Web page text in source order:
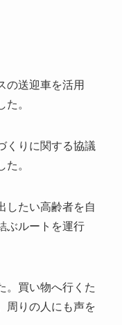
の送迎車を活用
。
くりに関する協議
。
したい高齢者を自
ぶルートを運行
。買い物へ行くた
周りの人にも声を